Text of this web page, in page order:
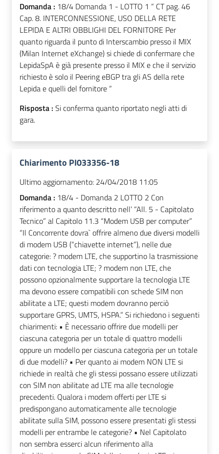
Domanda : 18/4 Domanda 1 - LOTTO 1 “ CT pag. 46
Cap. 8. INTERCONNESSIONE, USO DELLA RETE
LEPIDA E ALTRI OBBLIGHI DEL FORNITORE Per
quanto riguarda il punto di Interscambio presso il MIX
(Milan Internet eXchange) si chiede di confermare che
LepidaSpA è già presente presso il MIX e che il servizio
richiesto è solo il Peering eBGP tra gli AS della rete
Lepida e quelli del fornitore “
Risposta : Si conferma quanto riportato negli atti di
gara.
Chiarimento PI033356-18
Ultimo aggiornamento: 24/04/2018 11:05
Domanda : 18/4 - Domanda 2 LOTTO 2 Con
riferimento a quanto descritto nell’ “All. 5 - Capitolato
Tecnico” al Capitolo 11.3 “Modem USB per computer”
“Il Concorrente dovra` offrire almeno due diversi modelli
di modem USB (“chiavette internet”), nelle due
categorie: ? modem LTE, che supportino la trasmissione
dati con tecnologia LTE; ? modem non LTE, che
possono opzionalmente supportare la tecnologia LTE
ma devono essere compatibili con schede SIM non
abilitate a LTE; questi modem dovranno perciò
supportare GPRS, UMTS, HSPA.” Si richiedono i seguenti
chiarimenti: • È necessario offrire due modelli per
ciascuna categoria per un totale di quattro modelli
oppure un modello per ciascuna categoria per un totale
di due modelli? • Per quanto ai modem NON LTE si
richiede in realtà che gli stessi possano essere utilizzati
con SIM non abilitate ad LTE ma alle tecnologie
precedenti. Qualora i modem offerti per LTE si
predispongano automaticamente alle tecnologie
abilitate sulla SIM, possono essere presentati gli stessi
modelli per entrambe le categorie? • Nel Capitolato
non sembra esserci alcun riferimento alla